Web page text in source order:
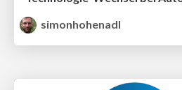
simonhohenadl